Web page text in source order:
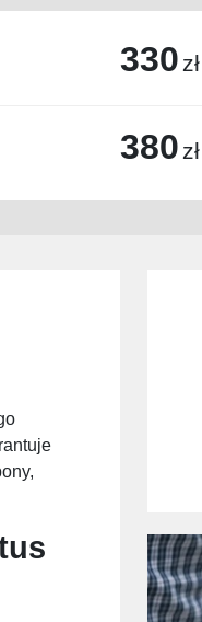
330 zł
380 zł